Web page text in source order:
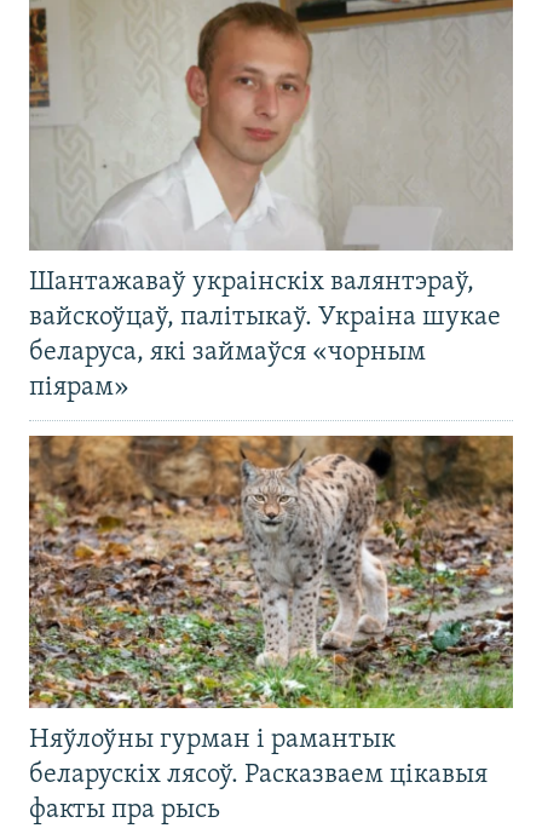
Шантажаваў украінскіх валянтэраў,
вайскоўцаў, палітыкаў. Украіна шукае
беларуса, які займаўся «чорным
піярам»
Няўлоўны гурман і рамантык
беларускіх лясоў. Расказваем цікавыя
факты пра рысь